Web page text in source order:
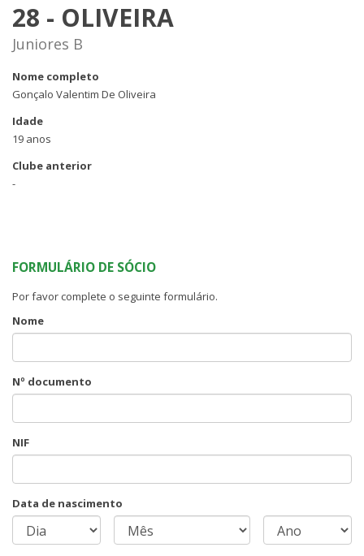
28 - OLIVEIRA
Juniores B
Nome completo
Gonçalo Valentim De Oliveira
Idade
19 anos
Clube anterior
-
FORMULÁRIO DE SÓCIO
Por favor complete o seguinte formulário.
Nome
Nº documento
NIF
Data de nascimento